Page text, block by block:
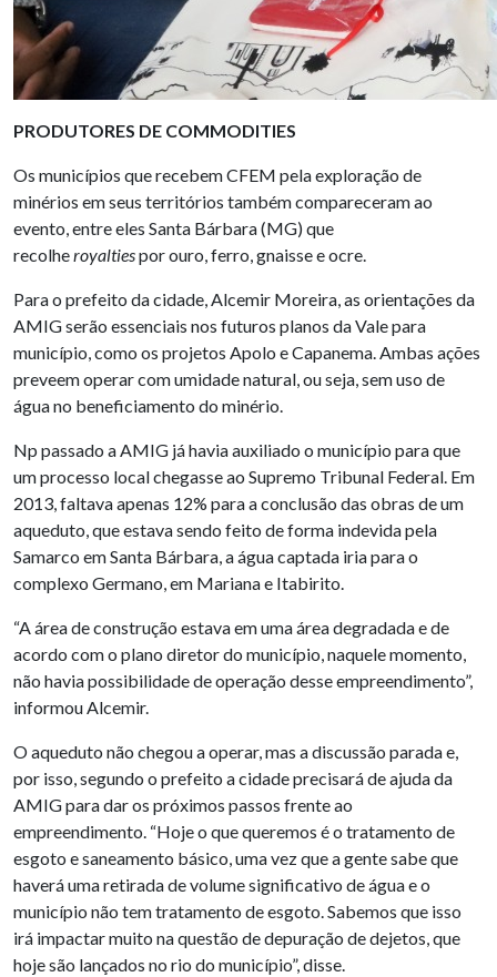
PRODUTORES DE COMMODITIES
Os municípios que recebem CFEM pela exploração de
minérios em seus territórios também compareceram ao
evento, entre eles Santa Bárbara (MG) que
recolheroyaltiespor ouro, ferro, gnaisse e ocre.
Para o prefeito da cidade, Alcemir Moreira, as orientações da
AMIG serão essenciais nos futuros planos da Vale para
município, como os projetos Apolo e Capanema. Ambas ações
preveem operar com umidade natural, ou seja, sem uso de
água no beneficiamento do minério.
Np passado a AMIG já havia auxiliado o município para que
um processo local chegasse ao Supremo Tribunal Federal. Em
2013, faltava apenas 12% para a conclusão das obras de um
aqueduto, que estava sendo feito de forma indevida pela
Samarco em Santa Bárbara, a água captada iria para o
complexo Germano, em Mariana e Itabirito.
“A área de construção estava em uma área degradada e de
acordo com o plano diretor do município, naquele momento,
não havia possibilidade de operação desse empreendimento”,
informou Alcemir.
O aqueduto não chegou a operar, mas a discussão parada e,
por isso, segundo o prefeito a cidade precisará de ajuda da
AMIG para dar os próximos passos frente ao
empreendimento. “Hoje o que queremos é o tratamento de
esgoto e saneamento básico, uma vez que a gente sabe que
haverá uma retirada de volume significativo de água e o
município não tem tratamento de esgoto. Sabemos que isso
irá impactar muito na questão de depuração de dejetos, que
hoje são lançados no rio do município”, disse.